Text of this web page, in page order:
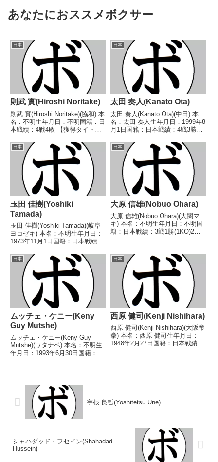
あなたにおススメボクサー
日本
則武 實(Hiroshi Noritake)
則武 實(Hiroshi Noritake)(協和) 本
名：不明生年月日：不明国籍：日
本戦績：4戦4敗 【獲得タイト
●1R棄権 鈴木 正行(松
田)1950/04/25 ●4R判定 (採点不
明) 藤原 ...
日本
太田 奏人(Kanato Ota)
太田 奏人(Kanato Ota)(中日) 本
名：太田 奏人生年月日：1999年8
月1日国籍：日本戦績：4戦3勝1
歴】2017/07/16 ○4R判定 3-
0(40-35、40-35、40-35) 甲斐 貞
行(...
日本
玉田 佳樹(Yoshiki
Tamada)
玉田 佳樹(Yoshiki Tamada)(岐阜
ヨコゼキ) 本名：不明生年月日：
1973年11月1日国籍：日本戦績：
ル】なし 【戦歴】1994/02/26
○4R判定 (採点不明) 渡辺 亮(天
熊丸木)1...
日本
大原 信雄(Nobuo Ohara)
大原 信雄(Nobuo Ohara)(大関マ
キ) 本名：不明生年月日：不明国
籍：日本戦績：3戦1勝(1KO)2
博(京拳)1985/04/28 ○2RKO 内
田 景弼...
日本
ムッチェ・ケニー(Keny
Guy Mutshe)
ムッチェ・ケニー(Keny Guy
Mutshe)(ワタナベ) 本名：不明生
年月日：1993年6月30日国籍：仏
太(ミサイル工藤)2...
日本
西原 健司(Kenji Nishihara)
西原 健司(Kenji Nishihara)(大阪帝
拳) 本名：西原 健司生年月日：
1948年2月27日国籍：日本戦績：
宇根 良哲(Yoshitetsu Une)
シャハダッド・フセイン(Shahadad
Hussein)